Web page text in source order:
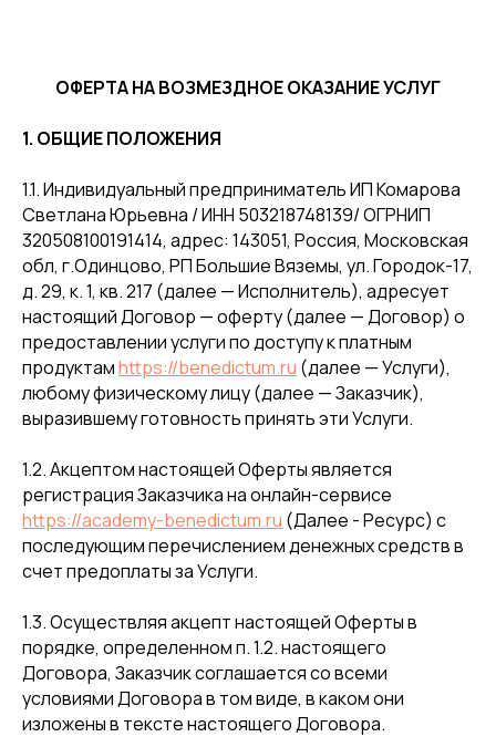
ОФЕРТА НА ВОЗМЕЗДНОЕ ОКАЗАНИЕ УСЛУГ
1. ОБЩИЕ ПОЛОЖЕНИЯ
1.1. Индивидуальный предприниматель ИП Комарова
Светлана Юрьевна / ИНН 503218748139/ ОГРНИП
320508100191414, адрес: 143051, Россия, Московская
обл, г.Одинцово, РП Большие Вяземы, ул. Городок-17,
д. 29, к. 1, кв. 217 (далее — Исполнитель), адресует
настоящий Договор — оферту (далее — Договор) о
предоставлении услуги по доступу к платным
продуктамhttps://benedictum.ru (далее — Услуги),
любому физическому лицу (далее — Заказчик),
выразившему готовность принять эти Услуги.
1.2. Акцептом настоящей Оферты является
регистрация Заказчика на онлайн-сервисе
https://academy-benedictum.ru (Далее - Ресурс) с
последующим перечислением денежных средств в
счет предоплаты за Услуги.
1.3. Осуществляя акцепт настоящей Оферты в
порядке, определенном п. 1.2. настоящего
Договора, Заказчик соглашается со всеми
условиями Договора в том виде, в каком они
изложены в тексте настоящего Договора.